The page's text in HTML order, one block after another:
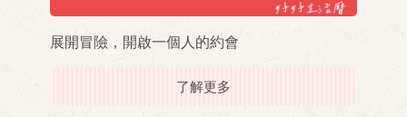
展開冒險，開啟一個人的約會
了解更多